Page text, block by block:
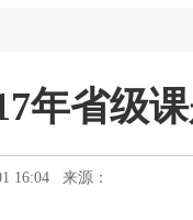
年省级
16:04 来源：